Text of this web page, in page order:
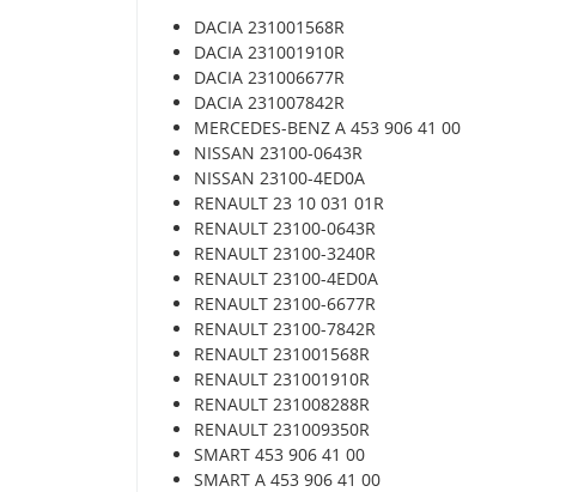
DACIA 231001568R
DACIA 231001910R
DACIA 231006677R
DACIA 231007842R
MERCEDES-BENZ A 453 906 41 00
NISSAN 23100-0643R
NISSAN 23100-4ED0A
RENAULT 23 10 031 01R
RENAULT 23100-0643R
RENAULT 23100-3240R
RENAULT 23100-4ED0A
RENAULT 23100-6677R
RENAULT 23100-7842R
RENAULT 231001568R
RENAULT 231001910R
RENAULT 231008288R
RENAULT 231009350R
SMART 453 906 41 00
SMART A 453 906 41 00